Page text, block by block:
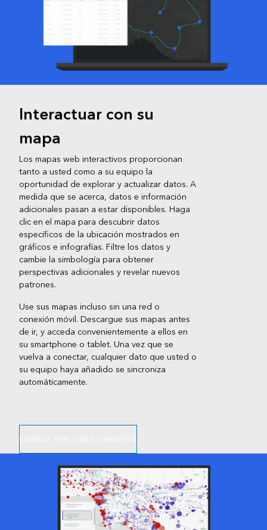
Interactuar con su
mapa
Los mapas web interactivos proporcionan
tanto a usted como a su equipo la
oportunidad de explorar y actualizar datos. A
medida que se acerca, datos e información
adicionales pasan a estar disponibles. Haga
clic en el mapa para descubrir datos
específicos de la ubicación mostrados en
gráficos e infografías. Filtre los datos y
cambie la simbología para obtener
perspectivas adicionales y revelar nuevos
patrones.
Use sus mapas incluso sin una red o
conexión móvil. Descargue sus mapas antes
de ir, y acceda convenientemente a ellos en
su smartphone o tablet. Una vez que se
vuelva a conectar, cualquier dato que usted o
su equipo haya añadido se sincroniza
automáticamente.
Explorar este mapa interactivo